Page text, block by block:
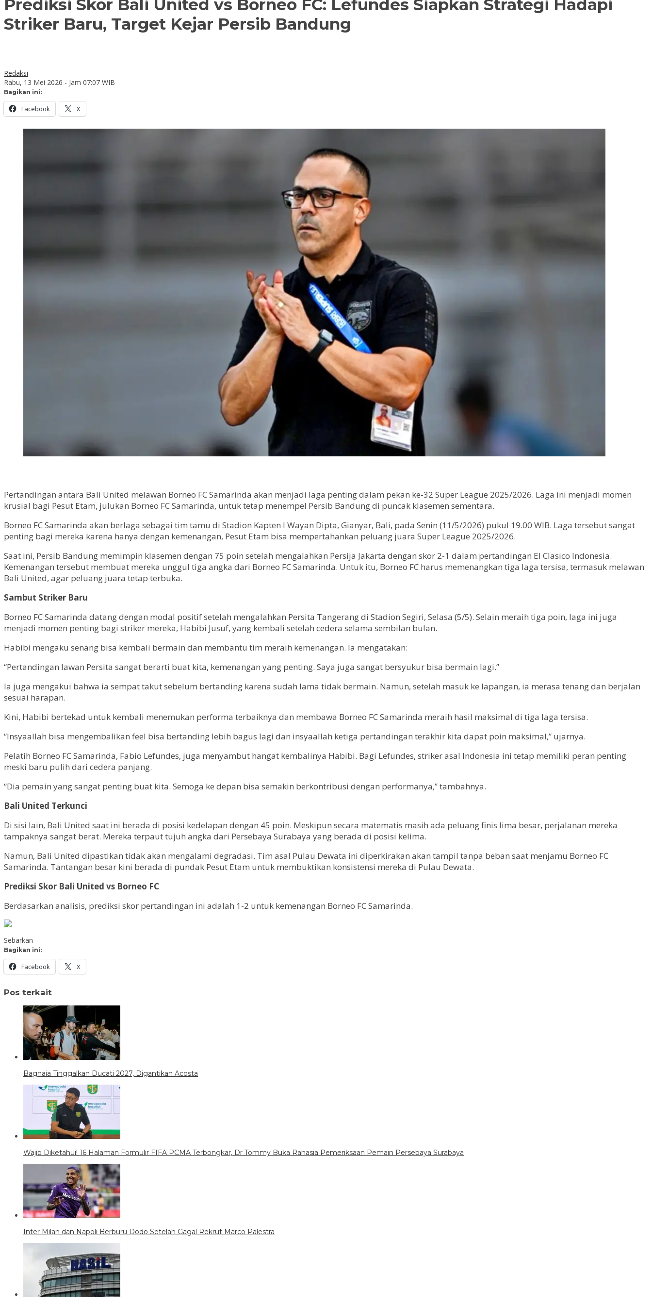
Prediksi Skor Bali United vs Borneo FC: Lefundes Siapkan Strategi Hadapi
Striker Baru, Target Kejar Persib Bandung
Redaksi
Rabu, 13 Mei 2026 - Jam 07:07 WIB
Bagikan ini:
Facebook X
Pertandingan antara Bali United melawan Borneo FC Samarinda akan menjadi laga penting dalam pekan ke-32 Super League 2025/2026. Laga ini menjadi momen
krusial bagi Pesut Etam, julukan Borneo FC Samarinda, untuk tetap menempel Persib Bandung di puncak klasemen sementara.
Borneo FC Samarinda akan berlaga sebagai tim tamu di Stadion Kapten I Wayan Dipta, Gianyar, Bali, pada Senin (11/5/2026) pukul 19.00 WIB. Laga tersebut sangat
penting bagi mereka karena hanya dengan kemenangan, Pesut Etam bisa mempertahankan peluang juara Super League 2025/2026.
Saat ini, Persib Bandung memimpin klasemen dengan 75 poin setelah mengalahkan Persija Jakarta dengan skor 2-1 dalam pertandingan El Clasico Indonesia.
Kemenangan tersebut membuat mereka unggul tiga angka dari Borneo FC Samarinda. Untuk itu, Borneo FC harus memenangkan tiga laga tersisa, termasuk melawan
Bali United, agar peluang juara tetap terbuka.
Sambut Striker Baru
Borneo FC Samarinda datang dengan modal positif setelah mengalahkan Persita Tangerang di Stadion Segiri, Selasa (5/5). Selain meraih tiga poin, laga ini juga
menjadi momen penting bagi striker mereka, Habibi Jusuf, yang kembali setelah cedera selama sembilan bulan.
Habibi mengaku senang bisa kembali bermain dan membantu tim meraih kemenangan. Ia mengatakan:
“Pertandingan lawan Persita sangat berarti buat kita, kemenangan yang penting. Saya juga sangat bersyukur bisa bermain lagi.”
Ia juga mengakui bahwa ia sempat takut sebelum bertanding karena sudah lama tidak bermain. Namun, setelah masuk ke lapangan, ia merasa tenang dan berjalan
sesuai harapan.
Kini, Habibi bertekad untuk kembali menemukan performa terbaiknya dan membawa Borneo FC Samarinda meraih hasil maksimal di tiga laga tersisa.
“Insyaallah bisa mengembalikan feel bisa bertanding lebih bagus lagi dan insyaallah ketiga pertandingan terakhir kita dapat poin maksimal,” ujarnya.
Pelatih Borneo FC Samarinda, Fabio Lefundes, juga menyambut hangat kembalinya Habibi. Bagi Lefundes, striker asal Indonesia ini tetap memiliki peran penting
meski baru pulih dari cedera panjang.
“Dia pemain yang sangat penting buat kita. Semoga ke depan bisa semakin berkontribusi dengan performanya,” tambahnya.
Bali United Terkunci
Di sisi lain, Bali United saat ini berada di posisi kedelapan dengan 45 poin. Meskipun secara matematis masih ada peluang finis lima besar, perjalanan mereka
tampaknya sangat berat. Mereka terpaut tujuh angka dari Persebaya Surabaya yang berada di posisi kelima.
Namun, Bali United dipastikan tidak akan mengalami degradasi. Tim asal Pulau Dewata ini diperkirakan akan tampil tanpa beban saat menjamu Borneo FC
Samarinda. Tantangan besar kini berada di pundak Pesut Etam untuk membuktikan konsistensi mereka di Pulau Dewata.
Prediksi Skor Bali United vs Borneo FC
Berdasarkan analisis, prediksi skor pertandingan ini adalah 1-2 untuk kemenangan Borneo FC Samarinda.
Sebarkan
Bagikan ini:
Facebook X
Pos terkait
Bagnaia Tinggalkan Ducati 2027, Digantikan Acosta
Wajib Diketahui! 16 Halaman Formulir FIFA PCMA Terbongkar, Dr Tommy Buka Rahasia Pemeriksaan Pemain Persebaya Surabaya
Inter Milan dan Napoli Berburu Dodo Setelah Gagal Rekrut Marco Palestra